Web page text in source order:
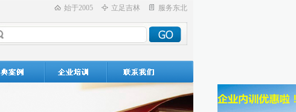
始于2005 立足吉林 服务东北